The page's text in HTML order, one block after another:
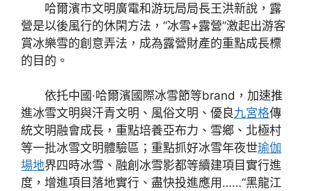
哈爾濱市文明廣電和游玩局局長王洪新說，露
營是以後風行的休閑方法，“冰雪+露營”激起出游客
賞冰樂雪的創意弄法，成為露營財產的重點成長標
的目的。
依托中國·哈爾濱國際冰雪節等brand，加速推
進冰雪文明與汗青文明、風俗文明、優良九宮格傳
統文明融會成長，重點培養亞布力、雪鄉、北極村
等一批冰雪文明體驗區；重點抓好冰雪年夜世瑜伽
場地界四時冰雪、融創冰雪影都等續建項目實行進
度，增進項目落地實行、盡快投進應用……“黑龍江